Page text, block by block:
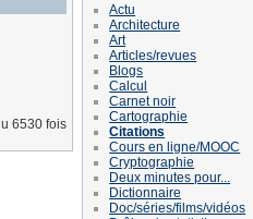
lu 6530 fois
Actu
Architecture
Art
Articles/revues
Blogs
Calcul
Carnet noir
Cartographie
Citations
Cours en ligne/MOOC
Cryptographie
Deux minutes pour...
Dictionnaire
Doc/séries/films/vidéos